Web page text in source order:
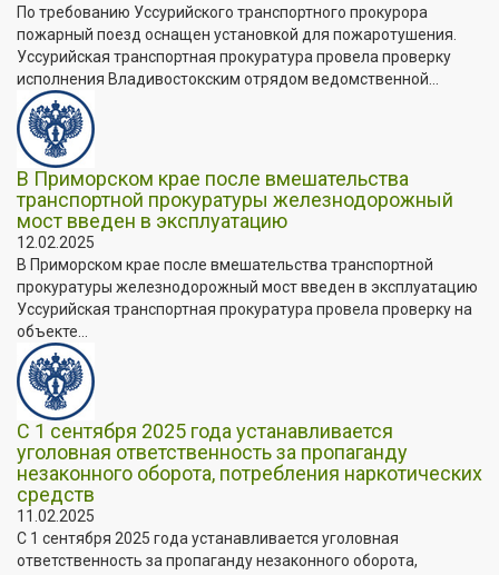
По требованию Уссурийского транспортного прокурора
пожарный поезд оснащен установкой для пожаротушения.
Уссурийская транспортная прокуратура провела проверку
исполнения Владивостокским отрядом ведомственной...
В Приморском крае после вмешательства
транспортной прокуратуры железнодорожный
мост введен в эксплуатацию
12.02.2025
В Приморском крае после вмешательства транспортной
прокуратуры железнодорожный мост введен в эксплуатацию
Уссурийская транспортная прокуратура провела проверку на
объекте...
С 1 сентября 2025 года устанавливается
уголовная ответственность за пропаганду
незаконного оборота, потребления наркотических
средств
11.02.2025
С 1 сентября 2025 года устанавливается уголовная
ответственность за пропаганду незаконного оборота,